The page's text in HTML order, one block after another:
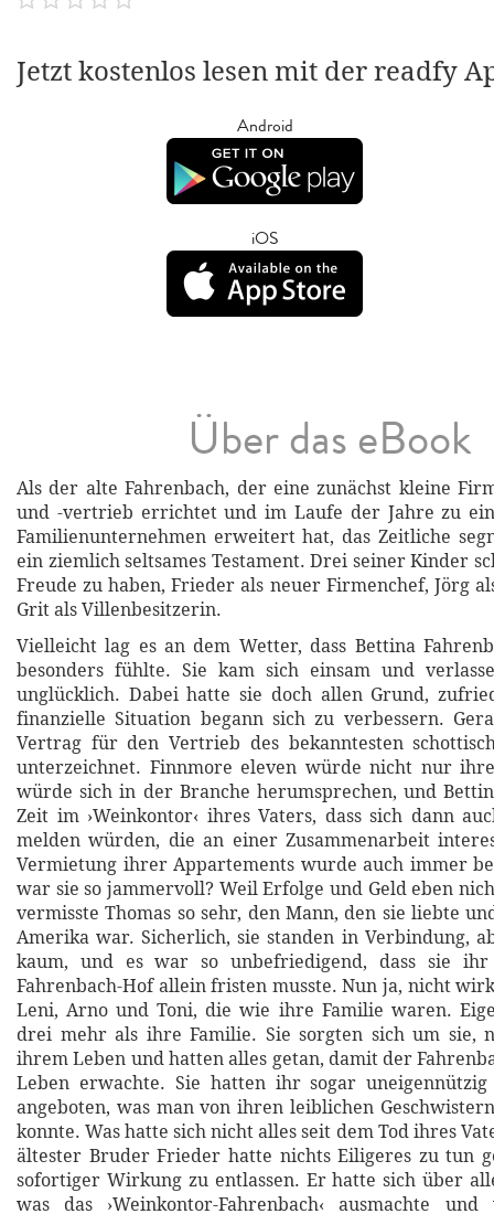
Jetzt kostenlos lesen mit der readfy
Android
iOS
Über das eBook
Als der alte Fahrenbach, der eine zunächst kleine
und -vertrieb errichtet und im Laufe der Jahre zu
Familienunternehmen erweitert hat, das Zeitliche
ein ziemlich seltsames Testament. Drei seiner Kinder
Freude zu haben, Frieder als neuer Firmenchef, Jörg
Grit als Villenbesitzerin.
Vielleicht lag es an dem Wetter, dass Bettina
besonders fühlte. Sie kam sich einsam und
unglücklich. Dabei hatte sie doch allen Grund,
finanzielle Situation begann sich zu verbessern.
Vertrag für den Vertrieb des bekanntesten
unterzeichnet. Finnmore eleven würde nicht nur
würde sich in der Branche herumsprechen, und
Zeit im ›Weinkontor‹ ihres Vaters, dass sich dann
melden würden, die an einer Zusammenarbeit
Vermietung ihrer Appartements wurde auch immer
war sie so jammervoll? Weil Erfolge und Geld eben
vermisste Thomas so sehr, den Mann, den sie liebte
Amerika war. Sicherlich, sie standen in Verbindung,
kaum, und es war so unbefriedigend, dass sie
Fahrenbach-Hof allein fristen musste. Nun ja, nicht
Leni, Arno und Toni, die wie ihre Familie waren.
drei mehr als ihre Familie. Sie sorgten sich um sie,
ihrem Leben und hatten alles getan, damit der
Leben erwachte. Sie hatten ihr sogar
angeboten, was man von ihren leiblichen
konnte. Was hatte sich nicht alles seit dem Tod ihres
ältester Bruder Frieder hatte nichts Eiligeres zu tun
sofortiger Wirkung zu entlassen. Er hatte sich über
was das ›Weinkontor-Fahrenbach‹ ausmachte